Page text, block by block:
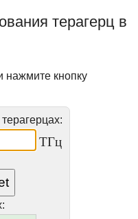
терагерц в
нажмите кнопку
ТГц